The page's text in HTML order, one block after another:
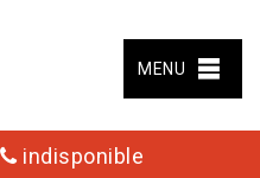
MENU
indisponible